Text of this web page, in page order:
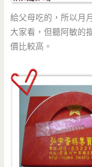
給父母吃的，所以月
大家看，但聽阿敏的
價比較高。